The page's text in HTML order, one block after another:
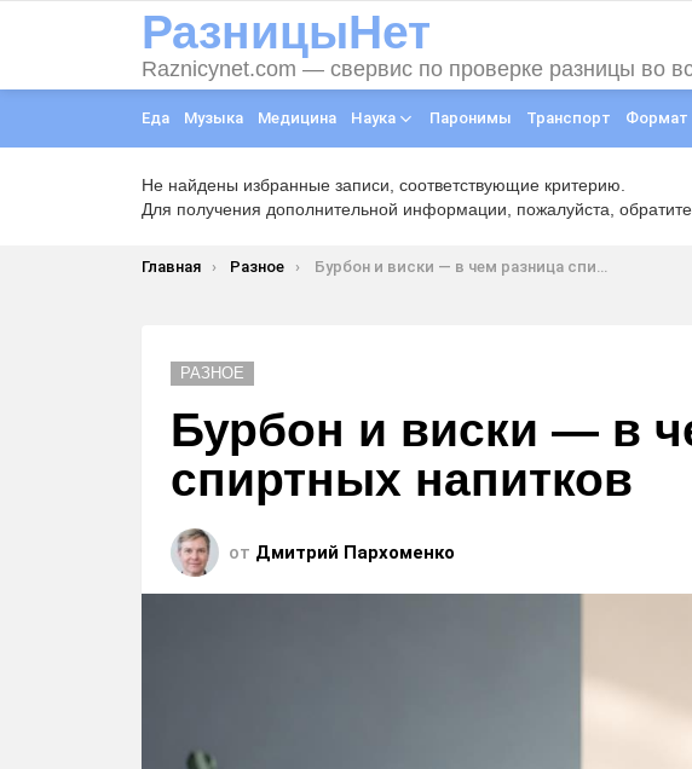
РазницыНет
Raznicynet.com — свервис по проверке разницы во
Еда Музыка Медицина Наука Паронимы Транспорт Формат
Не найдены избранные записи, соответствующие критерию.
Для получения дополнительной информации, пожалуйста,
Вы здесь:
Главная Разное Бурбон и виски — в чем разница спиртных напитков
РАЗНОЕ
Бурбон и виски — в
спиртных напитков
от Дмитрий Пархоменко